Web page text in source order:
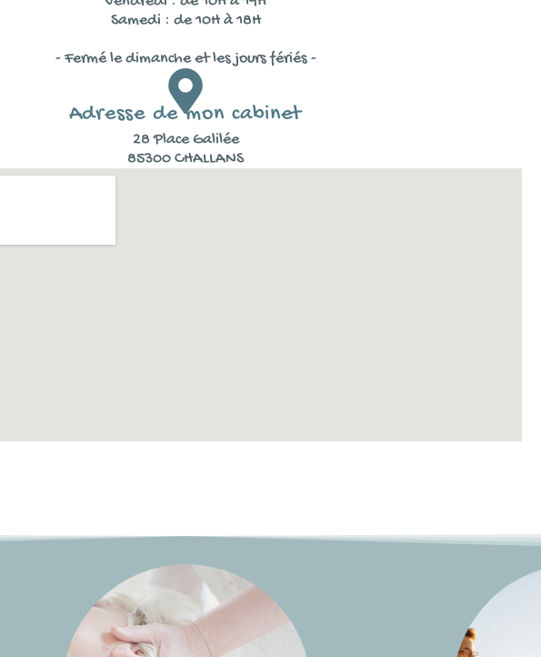
Samedi : de 10H à 18H
- Fermé le dimanche et les jours fériés -
Adresse de mon cabinet
28 Place Galilée
85300 CHALLANS